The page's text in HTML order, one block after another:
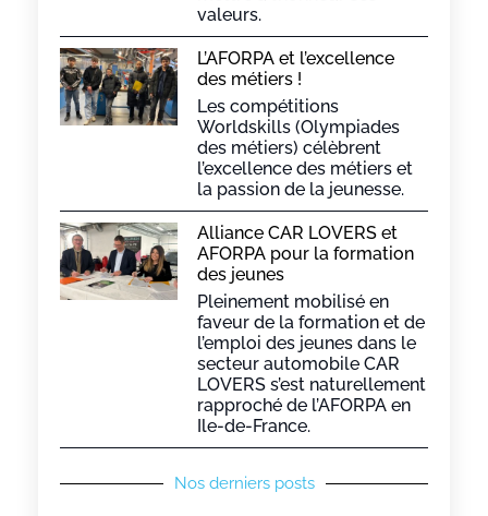
valeurs.
L’AFORPA et l’excellence
des métiers !
Les compétitions
Worldskills (Olympiades
des métiers) célèbrent
l’excellence des métiers et
la passion de la jeunesse.
Alliance CAR LOVERS et
AFORPA pour la formation
des jeunes
Pleinement mobilisé en
faveur de la formation et de
l’emploi des jeunes dans le
secteur automobile CAR
LOVERS s’est naturellement
rapproché de l’AFORPA en
Ile-de-France.
Nos derniers posts